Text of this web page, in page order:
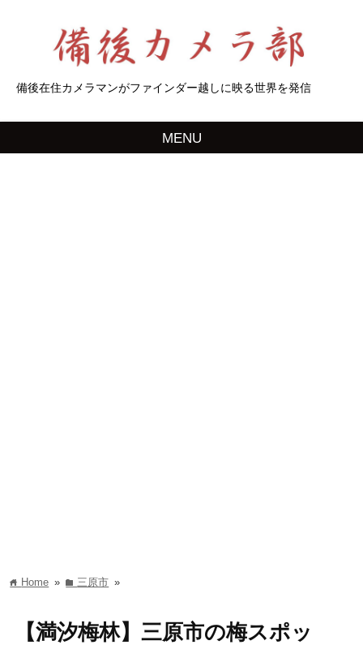
備後在住カメラマンがファインダー越しに映る世界を発信
MENU
home Home » folder三原市 »
【満汐梅林】三原市の梅スポッ